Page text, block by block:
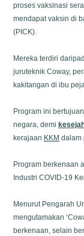
proses vaksinasi
mendapat vaksin di
(PICK).
Mereka terdiri
juruteknik Coway,
kakitangan di ibu
Program ini
negara, demi
kerajaan KKM dalam
Program berkenaan
Industri COVID-19
Menurut Pengarah
mengutamakan
berkenaan, selain